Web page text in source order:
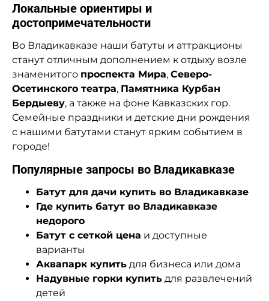
Локальные ориентиры и
достопримечательности
Во Владикавказе наши батуты и аттракционы
станут отличным дополнением к отдыху возле
знаменитого проспекта Мира, Северо-
Осетинского театра, Памятника Курбан
Бердыеву, а также на фоне Кавказских гор.
Семейные праздники и детские дни рождения
с нашими батутами станут ярким событием в
городе!
Популярные запросы во Владикавказе
Батут для дачи купить во Владикавказе
Где купить батут во Владикавказе
недорого
Батут с сеткой цена и доступные
варианты
Аквапарк купить для бизнеса или дома
Надувные горки купить для развлечений
детей